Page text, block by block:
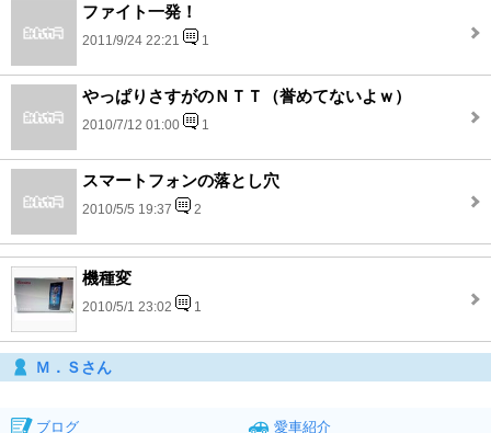
ファイト一発！
2011/9/24 22:21 1
やっぱりさすがのＮＴＴ（誉めてないよｗ）
2010/7/12 01:00 1
スマートフォンの落とし穴
2010/5/5 19:37 2
機種変
2010/5/1 23:02 1
Ｍ．Ｓさん
ブログ
愛車紹介